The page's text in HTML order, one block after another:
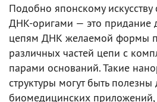
Подобно японскому
ДНК-оригами — это придание
цепям ДНК желаемой формы
различных частей цепи с
парами оснований. Такие
структуры могут быть
биомедицинских приложений,